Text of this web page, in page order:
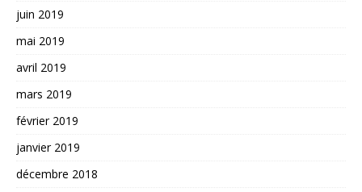
juin 2019
mai 2019
avril 2019
mars 2019
février 2019
janvier 2019
décembre 2018